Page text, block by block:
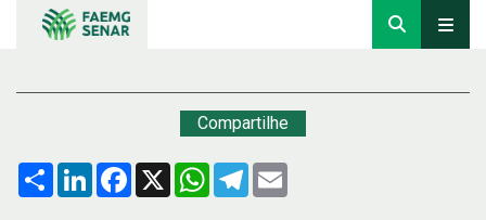
Compartilhe
Compartilhar
LinkedInFacebook
X WhatsApp
Telegram